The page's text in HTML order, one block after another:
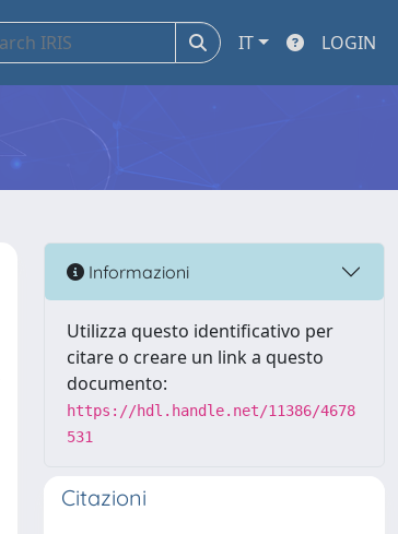
IT LOGIN
Informazioni
Utilizza questo identificativo per
citare o creare un link a questo
documento:
https://hdl.handle.net/11386/4678
531
Citazioni